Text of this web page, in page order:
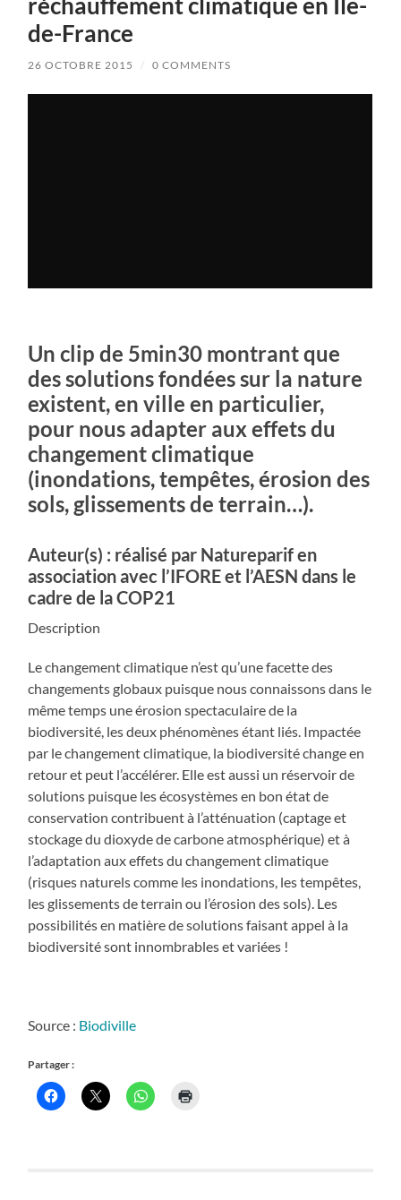
de-France
26 OCTOBRE 2015 / 0 COMMENTS
Un clip de 5min30 montrant que
des solutions fondées sur la nature
existent, en ville en particulier,
pour nous adapter aux effets du
changement climatique
(inondations, tempêtes, érosion des
sols, glissements de terrain…).
Auteur(s) : réalisé par Natureparif en
association avec l’IFORE et l’AESN dans le
cadre de la COP21
Description
Le changement climatique n’est qu’une facette des
changements globaux puisque nous connaissons dans le
même temps une érosion spectaculaire de la
biodiversité, les deux phénomènes étant liés. Impactée
par le changement climatique, la biodiversité change en
retour et peut l’accélérer. Elle est aussi un réservoir de
solutions puisque les écosystèmes en bon état de
conservation contribuent à l’atténuation (captage et
stockage du dioxyde de carbone atmosphérique) et à
l’adaptation aux effets du changement climatique
(risques naturels comme les inondations, les tempêtes,
les glissements de terrain ou l’érosion des sols). Les
possibilités en matière de solutions faisant appel à la
biodiversité sont innombrables et variées !
Source : Biodiville
Partager :